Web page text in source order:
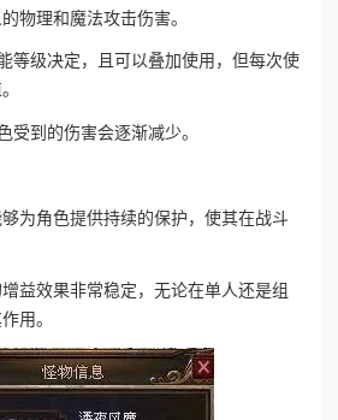
物理和魔法攻击伤害。
等级决定，且可以叠加使用，但每次使
受到的伤害会逐渐减少。
为角色提供持续的保护，使其在战斗
益效果非常稳定，无论在单人还是组
用。